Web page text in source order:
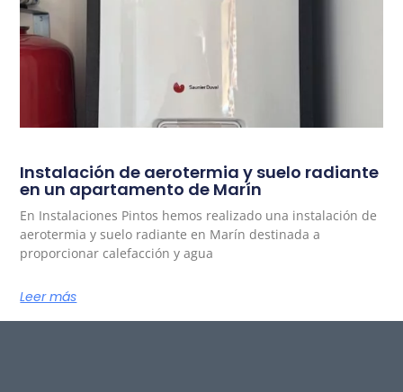
Instalación de aerotermia y suelo radiante
en un apartamento de Marín
En Instalaciones Pintos hemos realizado una instalación de
aerotermia y suelo radiante en Marín destinada a
proporcionar calefacción y agua
Leer más